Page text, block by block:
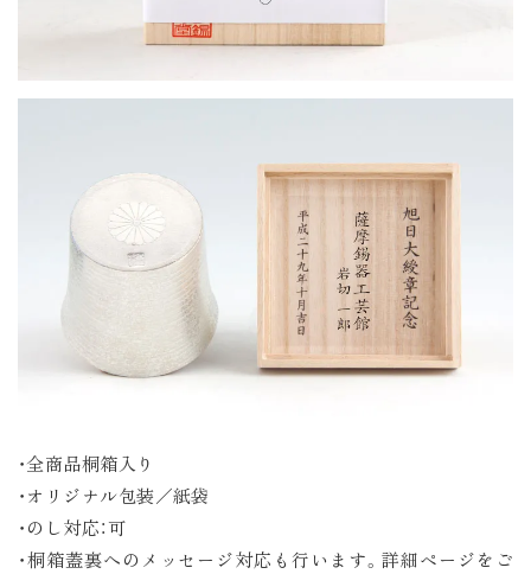
・全商品桐箱入り
・オリジナル包装／紙袋
・のし対応：可
・桐箱蓋裏へのメッセージ対応も行います。詳細ページをご